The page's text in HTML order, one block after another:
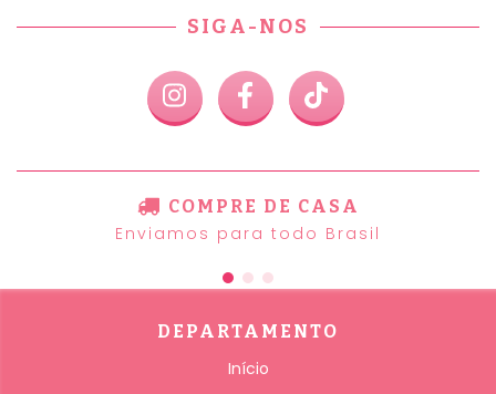
SIGA-NOS
COMPRE DE CASA
Enviamos para todo Brasil
DEPARTAMENTO
Início